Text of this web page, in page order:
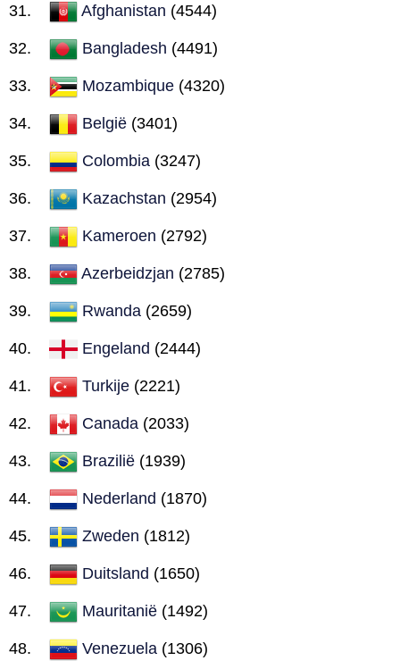
Afghanistan (4544)
Bangladesh (4491)
Mozambique (4320)
België (3401)
Colombia (3247)
Kazachstan (2954)
Kameroen (2792)
Azerbeidzjan (2785)
Rwanda (2659)
Engeland (2444)
Turkije (2221)
Canada (2033)
Brazilië (1939)
Nederland (1870)
Zweden (1812)
Duitsland (1650)
Mauritanië (1492)
Venezuela (1306)